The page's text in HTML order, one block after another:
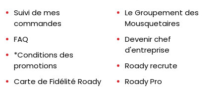
Suivi de mes
commandes
FAQ
*Conditions des
promotions
Carte de Fidélité Roady
Le Groupement des
Mousquetaires
Devenir chef
d'entreprise
Roady recrute
Roady Pro